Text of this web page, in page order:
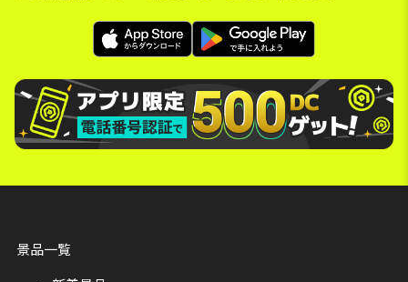
景品一覧